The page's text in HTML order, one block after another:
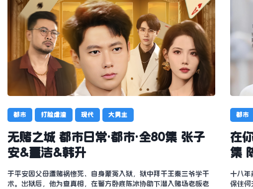
都市 打脸虐渣 现代 大男主
无赌之城 都市日常·都市·全80集 张子
安&董洁&韩升
于平安因父母遭赌祸惨死、自身蒙冤入狱，狱中拜千王秦三爷学千
术。出狱后，他为查真相，在警方卧底陈冰协助下潜入赌场老板老
都市
在
集
十八年
保住何